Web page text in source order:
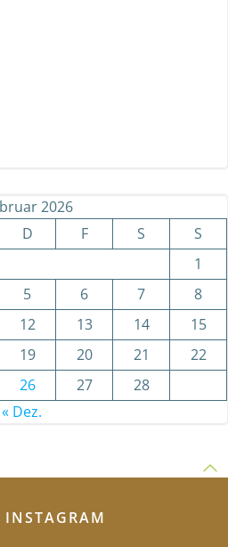
2026
D F S
S
1
5 6 7
8
12 13 14
15
19 20 21
22
26 27
28
« Dez.
INSTAGRAM